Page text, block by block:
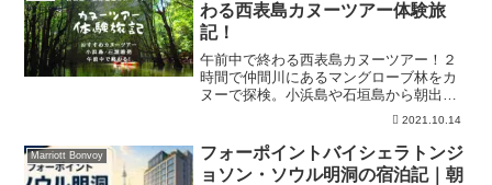
わる西表島カヌーツアー体験旅
記！
午前中で終わる西表島カヌーツアー！２
時間で仲間川にあるマングローブ林をカ
ヌーで探検。小浜島や石垣島から朝出発
して、13時に石垣港に帰ることができま
乗船券付きのツアーもあります。じぇい
のカヌーツアー体験旅記！
2021.10.14
Marriott Bonvoy
フォーポイントバイシェラトンジ
ョソン・ソウル明洞の宿泊記｜朝